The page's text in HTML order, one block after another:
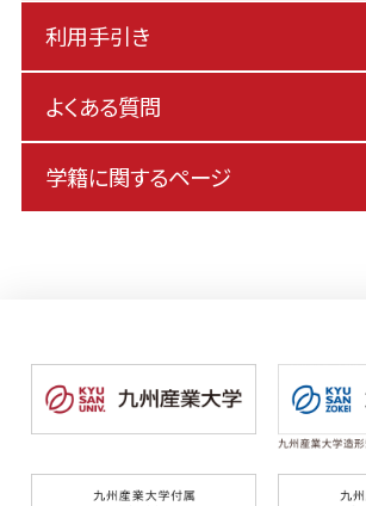
利用手引き
よくある質問
学籍に関するページ